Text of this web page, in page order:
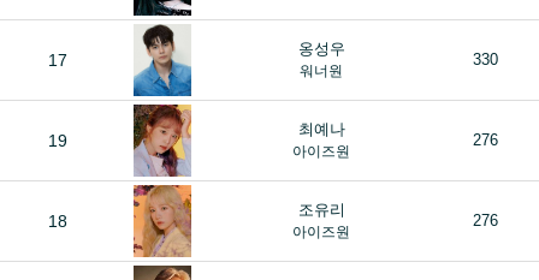
17
옹성우
워너원
330
19
최예나
아이즈원
276
18
조유리
아이즈원
276